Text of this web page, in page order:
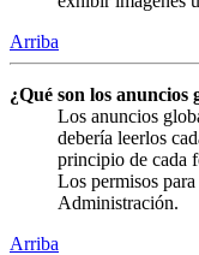
Arriba
¿Qué son los anuncios
Los anuncios
debería leerlos
principio de cada
Los permisos
Administración.
Arriba